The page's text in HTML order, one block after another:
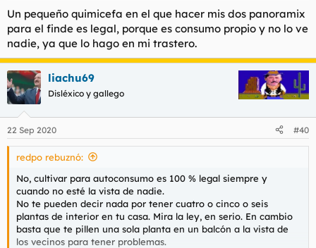
Un pequeño quimicefa en el que hacer mis dos panoramix
para el finde es legal, porque es consumo propio y no lo ve
nadie, ya que lo hago en mi trastero.
liachu69
Disléxico y gallego
22 Sep 2020 #40
redpo rebuznó:
No, cultivar para autoconsumo es 100 % legal siempre y
cuando no esté la vista de nadie.
No te pueden decir nada por tener cuatro o cinco o seis
plantas de interior en tu casa. Mira la ley, en serio. En cambio
basta que te pillen una sola planta en un balcón a la vista de
los vecinos para tener problemas.